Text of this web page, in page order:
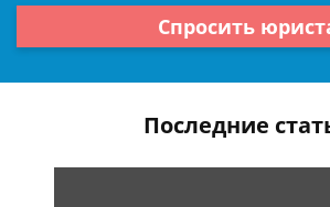
Спросить
Последние